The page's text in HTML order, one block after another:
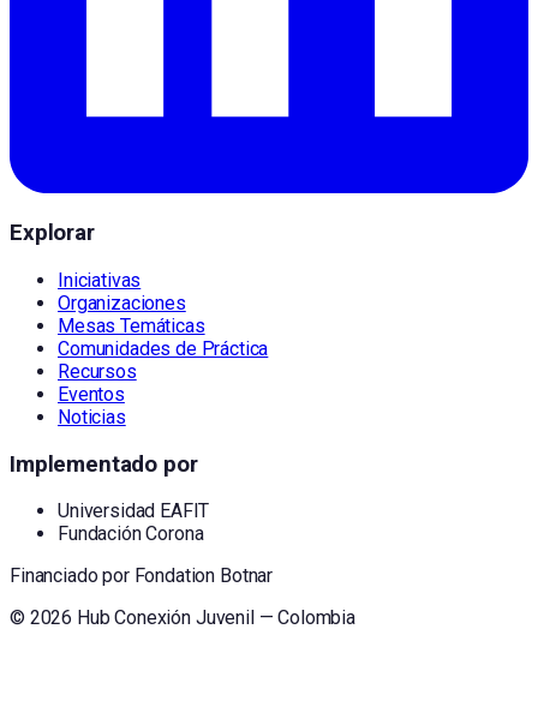
Explorar
Iniciativas
Organizaciones
Mesas Temáticas
Comunidades de Práctica
Recursos
Eventos
Noticias
Implementado por
Universidad EAFIT
Fundación Corona
Financiado por Fondation Botnar
© 2026 Hub Conexión Juvenil — Colombia